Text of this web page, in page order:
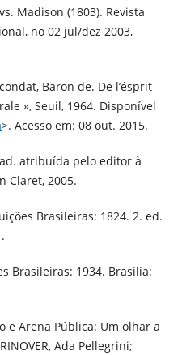
Madison (1803). Revista
no 02 jul/dez 2003,
Baron de. De l’ésprit
», Seuil, 1964. Disponível
>. Acesso em: 08 out. 2015.
atribuída pelo editor à
Claret, 2005.
Brasileiras: 1824. 2. ed.
Brasileiras: 1934. Brasília:
e Arena Pública: Um olhar a
Ada Pellegrini;